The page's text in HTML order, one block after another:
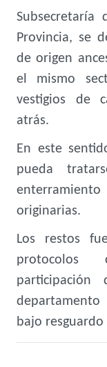
Provincia, se
de origen
el mismo
vestigios de
atrás.
En este
pueda
enterramiento
originarias.
Los restos
protocolos
bajo